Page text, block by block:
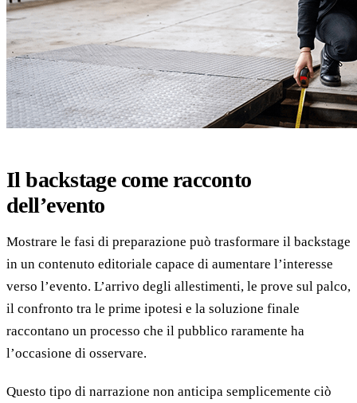
Il backstage come racconto
dell’evento
Mostrare le fasi di preparazione può trasformare il backstage
in un contenuto editoriale capace di aumentare l’interesse
verso l’evento. L’arrivo degli allestimenti, le prove sul palco,
il confronto tra le prime ipotesi e la soluzione finale
raccontano un processo che il pubblico raramente ha
l’occasione di osservare.
Questo tipo di narrazione non anticipa semplicemente ciò